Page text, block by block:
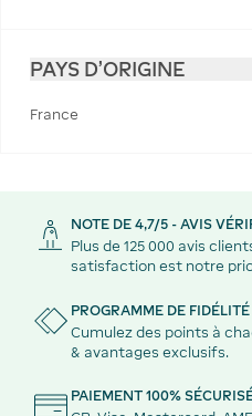
PAYS D'ORIGINE
France
NOTE DE 4,7/5 - AVIS
Plus de 125 000 avis
satisfaction est notre
PROGRAMME DE FIDÉLITÉ
Cumulez des points à
& avantages exclusifs.
PAIEMENT 100%